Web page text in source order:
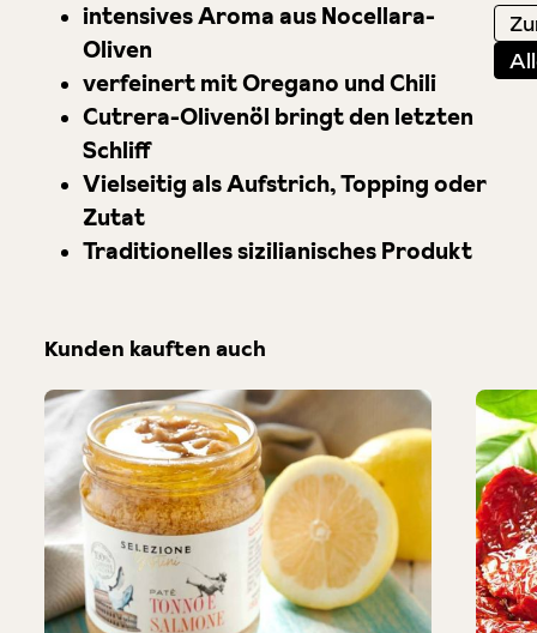
intensives Aroma aus Nocellara-
Oliven
verfeinert mit Oregano und Chili
Cutrera-Olivenöl bringt den letzten
Schliff
Vielseitig als Aufstrich, Topping oder
Zutat
Traditionelles sizilianisches Produkt
Kunden kauften auch
Produktgalerie überspringen